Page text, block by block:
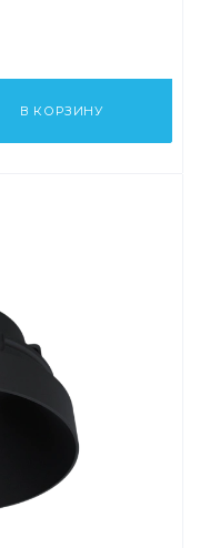
В КОРЗИНУ